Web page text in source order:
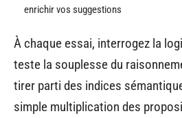
enrichir vos suggestions
À chaque essai, interrogez la
teste la souplesse du
tirer parti des indices
simple multiplication des